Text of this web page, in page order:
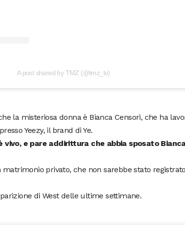
A post shared by TMZ (@tmz_tv)
la misteriosa donna è Bianca Censori, che ha
Yeezy, il brand di Ye.
vivo, e pare addirittura che abbia sposato
privato, che non sarebbe stato registrato
di West delle ultime settimane.